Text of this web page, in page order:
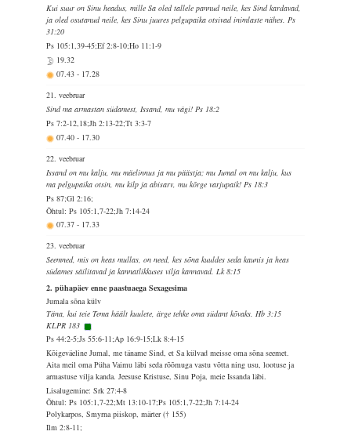
Kui suur on Sinu headus, mille Sa oled tallele pannud neile, kes Sind kardavad,
ja oled osutanud neile, kes Sinu juures pelgupaika otsivad inimlaste nähes. Ps
31:20
Ps 105:1,39-45;Ef 2:8-10;Ho 11:1-9
19.32
07.43- 17.28
21. veebruar
Sind ma armastan südamest, Issand, mu vägi! Ps 18:2
Ps 7:2-12,18;Jh 2:13-22;Tt 3:3-7
07.40- 17.30
22. veebruar
Issand on mu kalju, mu mäelinnus ja mu päästja; mu Jumal on mu kalju, kus
ma pelgupaika otsin, mu kilp ja abisarv, mu kõrge varjupaik! Ps 18:3
Ps 87;Gl 2:16;
Õhtul: Ps 105:1,7-22;Jh 7:14-24
07.37- 17.33
23. veebruar
Seemned, mis on heas mullas, on need, kes sõna kuuldes seda kaunis ja heas
südames säilitavad ja kannatlikkuses vilja kannavad. Lk 8:15
2. pühapäev enne paastuaega Sexagesima
Jumala sõna külv
Täna, kui teie Tema häält kuulete, ärge tehke oma südant kõvaks. Hb 3:15
KLPR 183
Ps 44:2-5;Js 55:6-11;Ap 16:9-15;Lk 8:4-15
Kõigeväeline Jumal, me täname Sind, et Sa külvad meisse oma sõna seemet.
Aita meil oma Püha Vaimu läbi seda rõõmuga vastu võtta ning usu, lootuse ja
armastuse vilja kanda. Jeesuse Kristuse, Sinu Poja, meie Issanda läbi.
Lisalugemine: Srk 27:4-8
Õhtul: Ps 105:1,7-22;Mt 13:10-17;Ps 105:1,7-22;Jh 7:14-24
Polykarpos, Smyrna piiskop, märter († 155)
Ilm 2:8-11;